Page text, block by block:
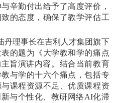
辛勤付出给予了高度评价，
的态度，确保了教学评估工
理事长在吉利人才集团旗下
的题为《大学教和学的痛点
旨演讲内容。结合当前教育
与学的十六个痛点，包括专
课程资源不足、优质课程资
与个性化、教研网络AI化滞